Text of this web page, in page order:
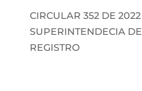
CIRCULAR 352 DE
SUPERINTENDECIA
REGISTRO